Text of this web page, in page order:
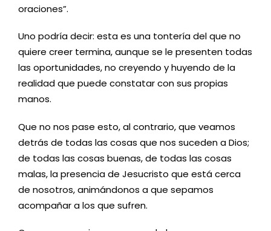
oraciones”.
Uno podría decir: esta es una tontería del que no
quiere creer termina, aunque se le presenten todas
las oportunidades, no creyendo y huyendo de la
realidad que puede constatar con sus propias
manos.
Que no nos pase esto, al contrario, que veamos
detrás de todas las cosas que nos suceden a Dios;
de todas las cosas buenas, de todas las cosas
malas, la presencia de Jesucristo que está cerca
de nosotros, animándonos a que sepamos
acompañar a los que sufren.